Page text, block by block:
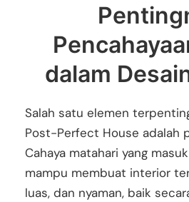
dalam
Salah satu elemen
Post-Perfect House adalah
Cahaya matahari yang
mampu membuat interior
luas, dan nyaman, baik